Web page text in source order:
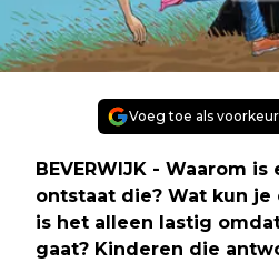
Voeg toe als
BEVERWIJK - Waarom is
ontstaat die? Wat kun
is het alleen lastig
gaat? Kinderen die